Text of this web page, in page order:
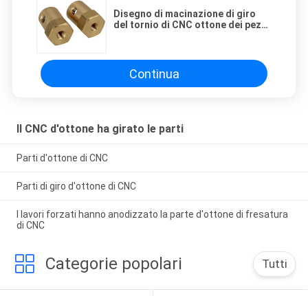
Disegno di macinazione di giro
del tornio di CNC ottone dei pezzi
Continua
Il CNC d'ottone ha girato le parti
Parti d'ottone di CNC
Parti di giro d'ottone di CNC
I lavori forzati hanno anodizzato la parte d'ottone di fresatura
di CNC
Categorie popolari Tutti